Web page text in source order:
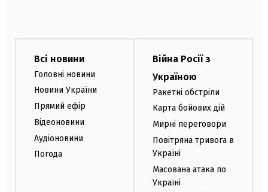
Всі новини
Головні новини
Новини України
Прямий ефір
Відеоновини
Аудіоновини
Погода
Війна Росії з
Україною
Ракетні обстріли
Карта бойових дій
Мирні переговори
Повітряна тривога в
Україні
Масована атака по
Україні